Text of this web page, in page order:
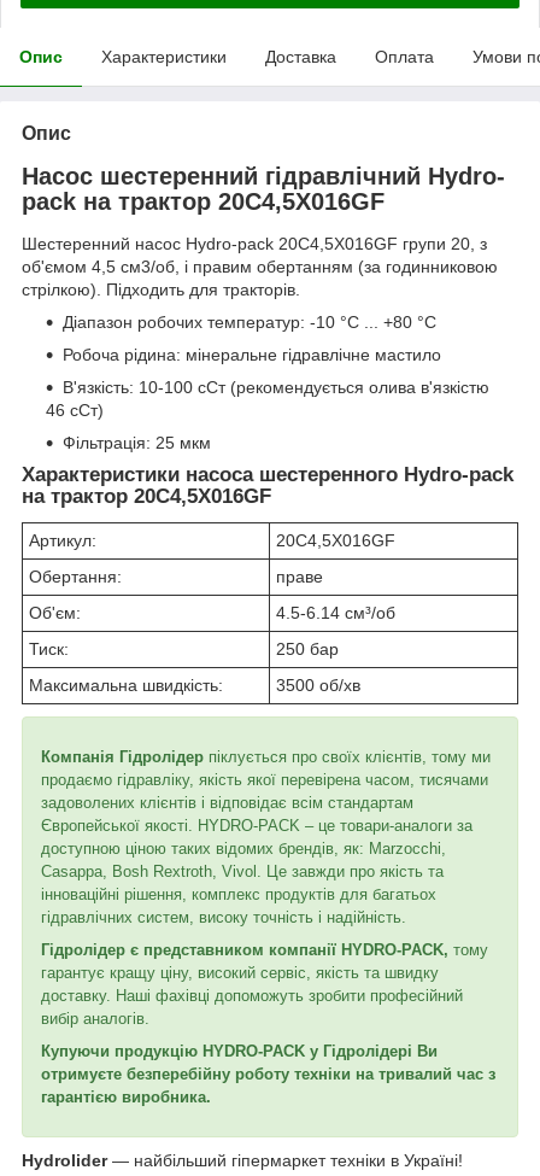
Опис Характеристики Доставка Оплата Умови
Опис
Насос шестеренний гідравлічний Hydro-
pack на трактор 20C4,5X016GF
Шестеренний насос Hydro-pack 20C4,5X016GF групи 20, з
об'ємом 4,5 см3/об, і правим обертанням (за годинниковою
стрілкою). Підходить для тракторів.
Діапазон робочих температур: -10 °C ... +80 °C
Робоча рідина: мінеральне гідравлічне мастило
В'язкість: 10-100 сСт (рекомендується олива в'язкістю
46 сСт)
Фільтрація: 25 мкм
Характеристики насоса шестеренного Hydro-pack
на трактор 20C4,5X016GF
Артикул:
20C4,5X016GF
Обертання:
праве
Об'єм:
4.5-6.14 см³/об
Тиск:
250 бар
Максимальна швидкість:
3500 об/хв
Компанія Гідролідер піклується про своїх клієнтів, тому ми
продаємо гідравліку, якість якої перевірена часом, тисячами
задоволених клієнтів і відповідає всім стандартам
Європейської якості. HYDRO-PACK – це товари-аналоги за
доступною ціною таких відомих брендів, як: Marzocchi,
Casappa, Bosh Rextroth, Vivol. Це завжди про якість та
інноваційні рішення, комплекс продуктів для багатьох
гідравлічних систем, високу точність і надійність.
Гідролідер є представником компанії HYDRO-PACK, тому
гарантує кращу ціну, високий сервіс, якість та швидку
доставку. Наші фахівці допоможуть зробити професійний
вибір аналогів.
Купуючи продукцію HYDRO-PACK у Гідролідері Ви
отримуєте безперебійну роботу техніки на тривалий час з
гарантією виробника.
Hydrolider— найбільший гіпермаркет техніки в Україні!